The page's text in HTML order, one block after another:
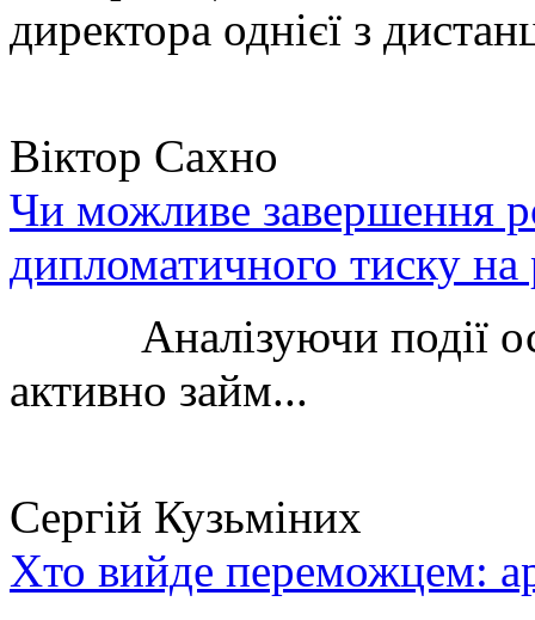
директора однієї з
Віктор Сахно
Чи можливе завершення
дипломатичного тиску
Аналізуючи події
активно займ...
Сергій Кузьміних
Хто вийде переможцем: